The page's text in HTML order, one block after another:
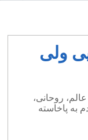
ولی
روحانی،
فتنه و مردم به پاخاسته